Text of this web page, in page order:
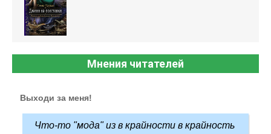
Мнения читателей
Выходи за меня!
Что-то "мода" из в крайности в крайность